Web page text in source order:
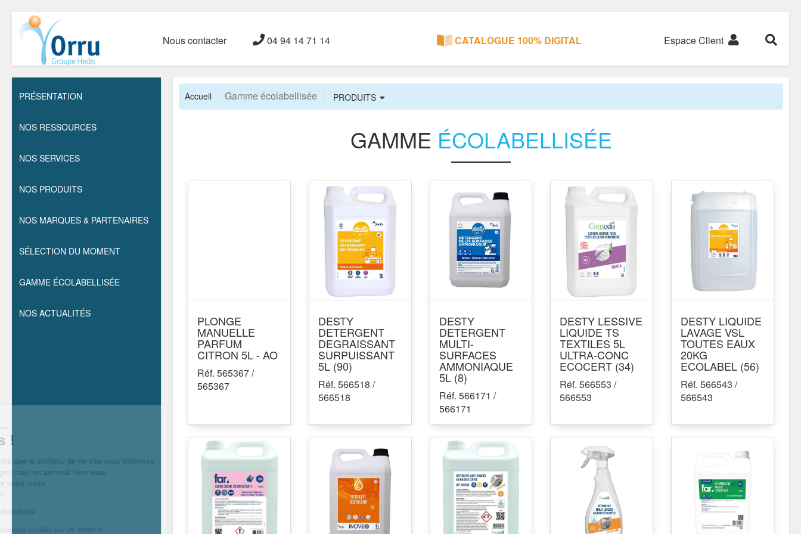
les cookies !
ce site vous intéresse avant de vous
déranger, mais on aimerait bien vous accompagner pendant votre
visite...
C’est OK pour vous ?
Lire la politique de confidentialité
Consentements certifiés par
Nous contacter 04 94 14 71 14 CATALOGUE 100% DIGITAL Espace Client
PRÉSENTATION
NOS RESSOURCES
NOS SERVICES
NOS PRODUITS
NOS MARQUES & PARTENAIRES
SÉLECTION DU MOMENT
GAMME ÉCOLABELLISÉE
NOS ACTUALITÉS
Accueil Gamme écolabellisée PRODUITS
GAMME ÉCOLABELLISÉE
PLONGE
MANUELLE
PARFUM
CITRON 5L - AO
Réf. 565367 /
565367
DESTY
DETERGENT
DEGRAISSANT
SURPUISSANT
5L (90)
Réf. 566518 /
566518
DESTY
DETERGENT
MULTI-
SURFACES
AMMONIAQUE
5L (8)
Réf. 566171 /
566171
DESTY LESSIVE
LIQUIDE TS
TEXTILES 5L
ULTRA-CONC
ECOCERT (34)
Réf. 566553 /
566553
DESTY LIQUIDE
LAVAGE VSL
TOUTES EAUX
20KG
ECOLABEL (56)
Réf. 566543 /
566543